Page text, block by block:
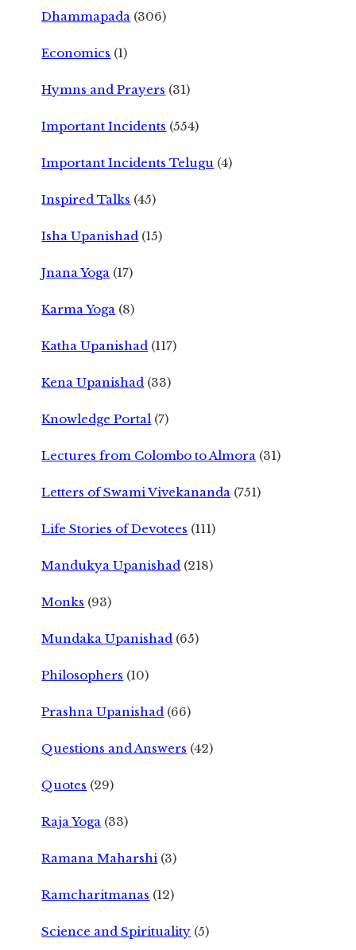
Dhammapada (306)
Economics (1)
Hymns and Prayers (31)
Important Incidents (554)
Important Incidents Telugu (4)
Inspired Talks (45)
Isha Upanishad (15)
Jnana Yoga (17)
Karma Yoga (8)
Katha Upanishad (117)
Kena Upanishad (33)
Knowledge Portal (7)
Lectures from Colombo to Almora (31)
Letters of Swami Vivekananda (751)
Life Stories of Devotees (111)
Mandukya Upanishad (218)
Monks (93)
Mundaka Upanishad (65)
Philosophers (10)
Prashna Upanishad (66)
Questions and Answers (42)
Quotes (29)
Raja Yoga (33)
Ramana Maharshi (3)
Ramcharitmanas (12)
Science and Spirituality (5)